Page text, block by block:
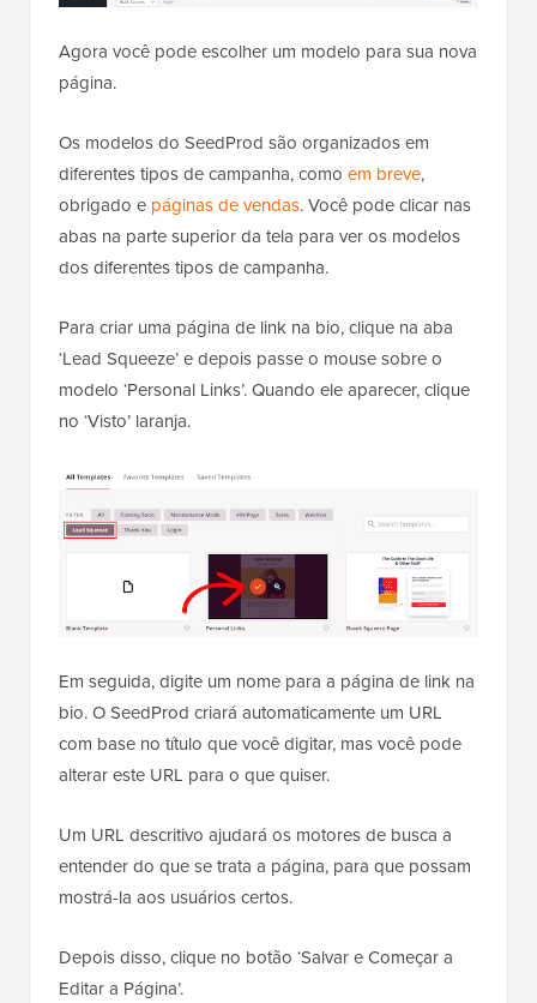
Agora você pode escolher um modelo para sua nova
página.
Os modelos do SeedProd são organizados em
diferentes tipos de campanha, como em breve,
obrigado e páginas de vendas. Você pode clicar nas
abas na parte superior da tela para ver os modelos
dos diferentes tipos de campanha.
Para criar uma página de link na bio, clique na aba
‘Lead Squeeze’ e depois passe o mouse sobre o
modelo ‘Personal Links’. Quando ele aparecer, clique
no ‘Visto’ laranja.
Em seguida, digite um nome para a página de link na
bio. O SeedProd criará automaticamente um URL
com base no título que você digitar, mas você pode
alterar este URL para o que quiser.
Um URL descritivo ajudará os motores de busca a
entender do que se trata a página, para que possam
mostrá-la aos usuários certos.
Depois disso, clique no botão ‘Salvar e Começar a
Editar a Página’.